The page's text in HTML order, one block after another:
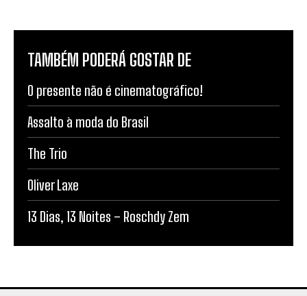
TAMBÉM PODERÁ GOSTAR DE
O presente não é cinematográfico!
Assalto à moda do Brasil
The Trio
Oliver Laxe
13 Dias, 13 Noites – Roschdy Zem